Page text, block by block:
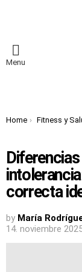
Menu
You are here:
Home Fitness y
correcta
by María
14. noviembre